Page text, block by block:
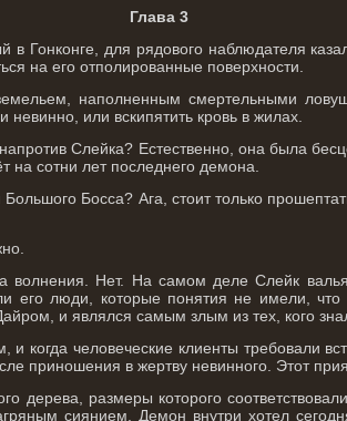
Глава 3
для рядового наблюдателя
на его отполированные поверхности.
наполненным смертельными
или вскипятить кровь в жилах.
Слейка? Естественно, она была
сотни лет последнего демона.
Босса? Ага, стоит только
волнения. Нет. На самом деле Слейк
его люди, которые понятия не имели,
и являлся самым злым из тех, кого
человеческие клиенты требовали
приношения в жертву невинного. Этот
дерева, размеры которого
сиянием. Демон внутри хотел